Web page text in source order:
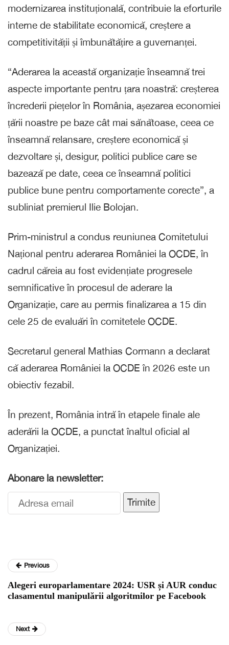
modernizarea instituțională, contribuie la eforturile
interne de stabilitate economică, creștere a
competitivității și îmbunătățire a guvernanței.
“Aderarea la această organizație înseamnă trei
aspecte importante pentru țara noastră: creșterea
încrederii piețelor în România, așezarea economiei
țării noastre pe baze cât mai sănătoase, ceea ce
înseamnă relansare, creștere economică și
dezvoltare și, desigur, politici publice care se
bazează pe date, ceea ce înseamnă politici
publice bune pentru comportamente corecte”, a
subliniat premierul Ilie Bolojan.
Prim-ministrul a condus reuniunea Comitetului
Național pentru aderarea României la OCDE, în
cadrul căreia au fost evidențiate progresele
semnificative în procesul de aderare la
Organizație, care au permis finalizarea a 15 din
cele 25 de evaluări în comitetele OCDE.
Secretarul general Mathias Cormann a declarat
că aderarea României la OCDE în 2026 este un
obiectiv fezabil.
În prezent, România intră în etapele finale ale
aderării la OCDE, a punctat înaltul oficial al
Organizației.
Abonare la newsletter:
Trimite
Previous
Alegeri europarlamentare 2024: USR și AUR conduc
clasamentul manipulării algoritmilor pe Facebook
Next